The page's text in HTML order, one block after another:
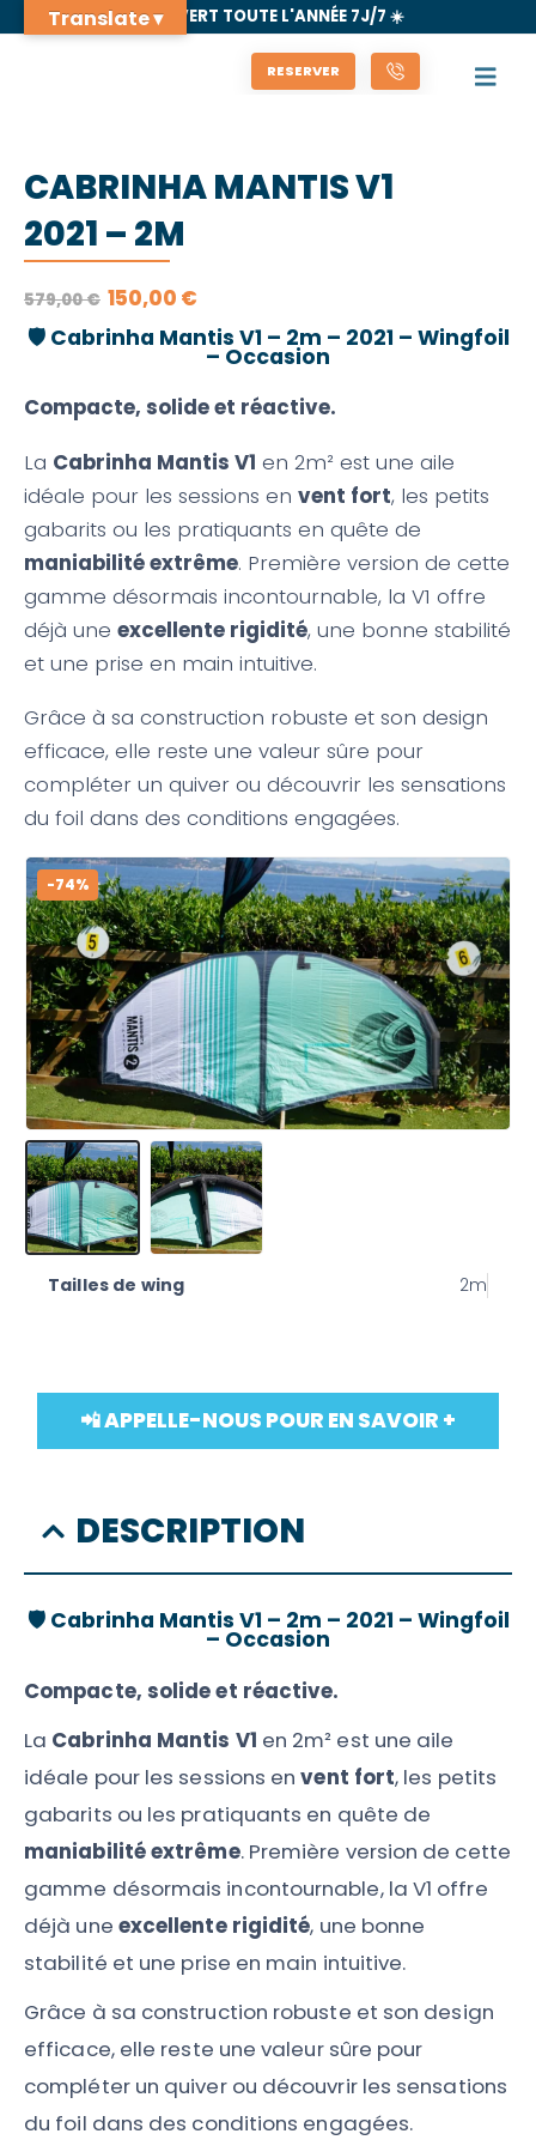
🌊 OUVERT TOUTE L'ANNÉE 7J/7 ☀️
RESERVER
CABRINHA MANTIS V1
2021 – 2M
579,00€ LE
PRIX
INITIAL
ÉTAIT :
150,00 €LE
ACTUEL
EST :
150,00 €.
🛡️ Cabrinha Mantis V1 – 2m – 2021 – Wingfoil
– Occasion
Compacte, solide et réactive.
La Cabrinha Mantis V1 en 2m² est une aile
idéale pour les sessions en vent fort, les petits
gabarits ou les pratiquants en quête de
maniabilité extrême. Première version de cette
gamme désormais incontournable, la V1 offre
déjà une excellente rigidité, une bonne stabilité
et une prise en main intuitive.
Grâce à sa construction robuste et son design
efficace, elle reste une valeur sûre pour
compléter un quiver ou découvrir les sensations
du foil dans des conditions engagées.
-74%
Tailles de wing 2m
📲 APPELLE-NOUS POUR EN SAVOIR +
DESCRIPTION
🛡️ Cabrinha Mantis V1 – 2m – 2021 – Wingfoil
– Occasion
Compacte, solide et réactive.
La Cabrinha Mantis V1 en 2m² est une aile
idéale pour les sessions envent fort, les petits
gabarits ou les pratiquants en quête de
maniabilité extrême. Première version de cette
gamme désormais incontournable, la V1 offre
déjà une excellente rigidité, une bonne
stabilité et une prise en main intuitive.
Grâce à sa construction robuste et son design
efficace, elle reste une valeur sûre pour
compléter un quiver ou découvrir les sensations
du foil dans des conditions engagées.
Translate ▾